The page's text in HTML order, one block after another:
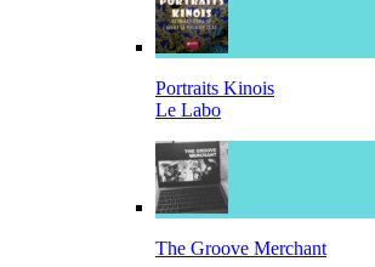
Portraits Kinois
Le Labo
The Groove Merchant